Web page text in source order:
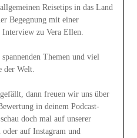
Reisetips in das Land
Begegnung mit einer
Interview zu Vera Ellen.
Themen und viel
der Welt.
dann freuen wir uns über
in deinem Podcast-
doch mal auf unserer
auf Instagram und